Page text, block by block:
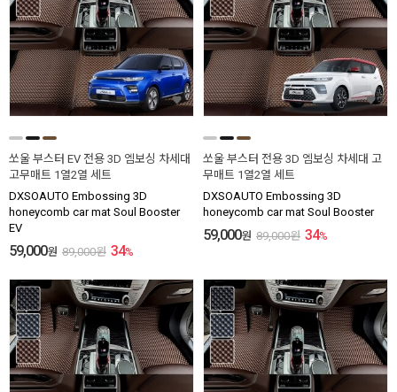
쏘울 부스터 EV 전용 3D 엠보싱 차세대
고무매트 1열2열 세트
DXSOAUTO Embossing 3D
honeycomb car mat Soul Booster
EV
59,000원 89,000원 34%
쏘울 부스터 전용 3D 엠보싱 차세대 고
무매트 1열2열 세트
DXSOAUTO Embossing 3D
honeycomb car mat Soul Booster
59,000원 89,000원 34%